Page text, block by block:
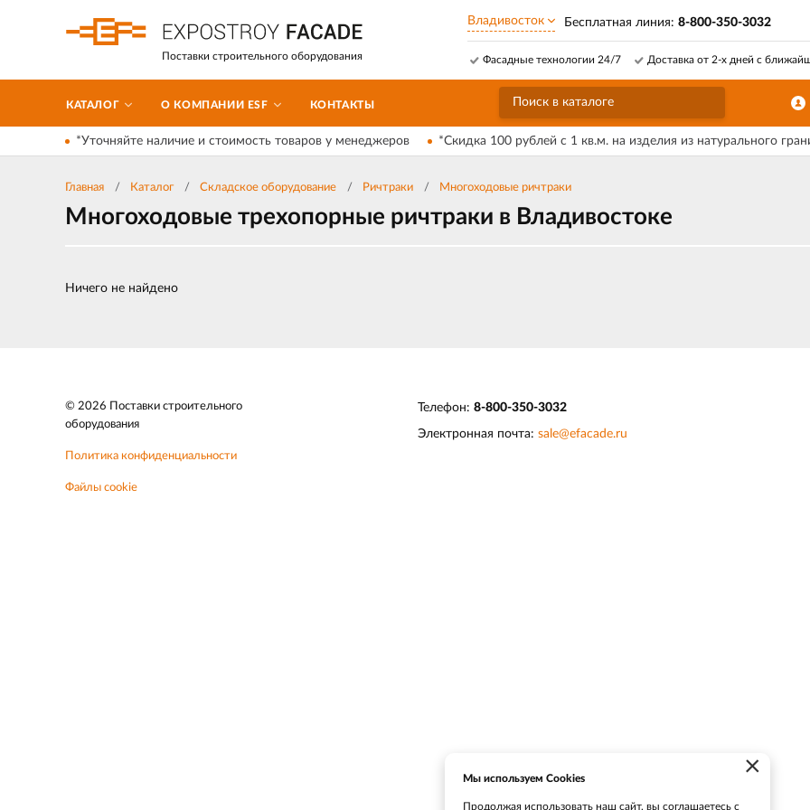
Поставки строительного оборудования
Владивосток Бесплатная линия: 8-800-350-3032
Фасадные технологии 24/7 Доставка от 2-х дней с
КАТАЛОГ О КОМПАНИИ ESF КОНТАКТЫ
*Уточняйте наличие и стоимость товаров у менеджеров *Скидка 100 рублей с 1 кв.м. на изделия из натурального
Главная Каталог Складское оборудование Ричтраки Многоходовые ричтраки
Многоходовые трехопорные ричтраки в Владивостоке
Ничего не найдено
© 2026 Поставки строительного
оборудования
Политика конфиденциальности
Файлы cookie
Телефон: 8-800-350-3032
Электронная почта: sale@efacade.ru
×
Мы используем Cookies
Продолжая использовать наш сайт, вы соглашаетесь с